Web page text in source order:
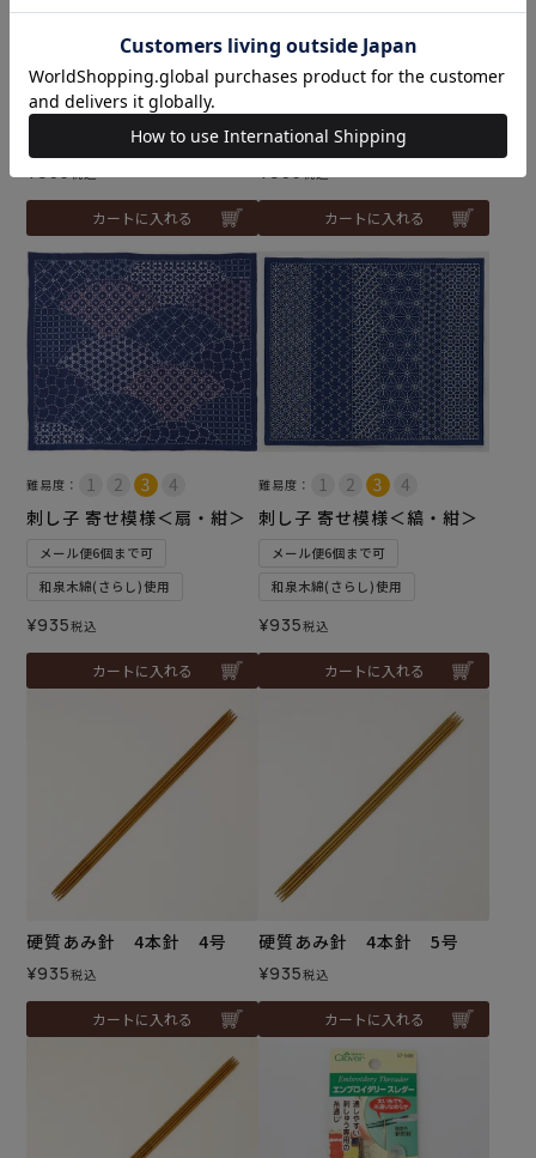
入荷しました♪
刺し子 寄せ模様＜七宝・赤
メール便6個まで可
和泉木綿(さらし)使用
¥935
カートに入れる
入荷しました♪
刺し子 寄せ模様＜丸がさ
ね・紺＞
和泉木綿(さらし)使用
¥935
カートに入れる
難易度：
刺し子 寄せ模様＜扇・紺＞
メール便6個まで可
和泉木綿(さらし)使用
¥935税込
カートに入れる
難易度：
刺し子 寄せ模様＜縞・紺＞
メール便6個まで可
和泉木綿(さらし)使用
¥935税込
カートに入れる
硬質あみ針 4本針 4号
¥935税込
カートに入れる
硬質あみ針 4本針 5号
¥935税込
カートに入れる